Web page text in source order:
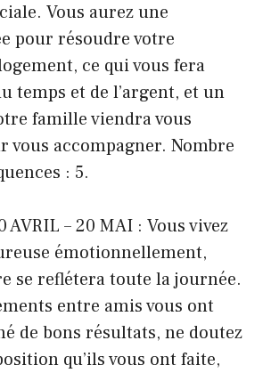
Vous aurez une
pour résoudre votre
ce qui vous fera
temps et de l’argent, et un
famille viendra vous
vous accompagner. Nombre
: 5.
AVRIL – 20 MAI : Vous vivez
émotionnellement,
se reflétera toute la journée.
entre amis vous ont
de bons résultats, ne doutez
qu’ils vous ont faite,